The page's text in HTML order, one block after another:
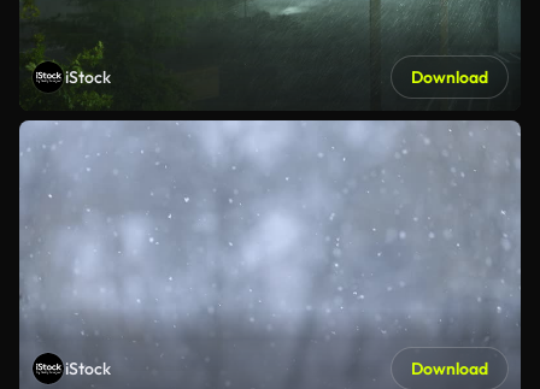
iStock Download
iStock Download